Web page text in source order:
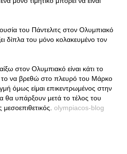
του Πάντελιτς στον Ολυμπιακό
δίπλα του μόνο κολακευμένο τον
στον Ολυμπιακό είναι κάτι το
το να βρεθώ στο πλευρό του Μάρκο
όμως είμαι επικεντρωμένος στην
θα υπάρξουν μετά το τέλος του
olympiacos-blog